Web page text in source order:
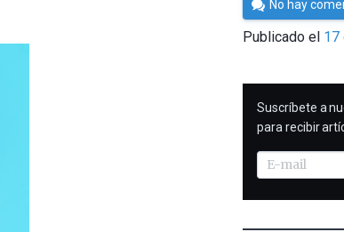
César
Tomé
No hay
Publicado el 17
SUSCRIBIRME
Suscríbete a
para recibir